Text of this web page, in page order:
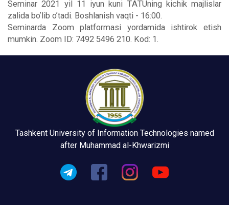
Seminar 2021 yil 11 iyun kuni TАTUning kichik majlislar
zalida boʼlib oʼtadi. Boshlanish vaqti - 16:00.
Seminarda Zoom platformasi yordamida ishtirok etish
mumkin. Zoom ID: 7492 5496 210. Kod: 1.
Tashkent University of Information Technologies named
after Muhammad al-Khwarizmi